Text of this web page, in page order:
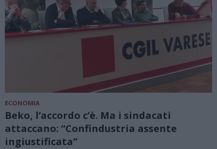
ECONOMIA
Beko, l’accordo c’è. Ma i sindacati
attaccano: “Confindustria assente
ingiustificata”